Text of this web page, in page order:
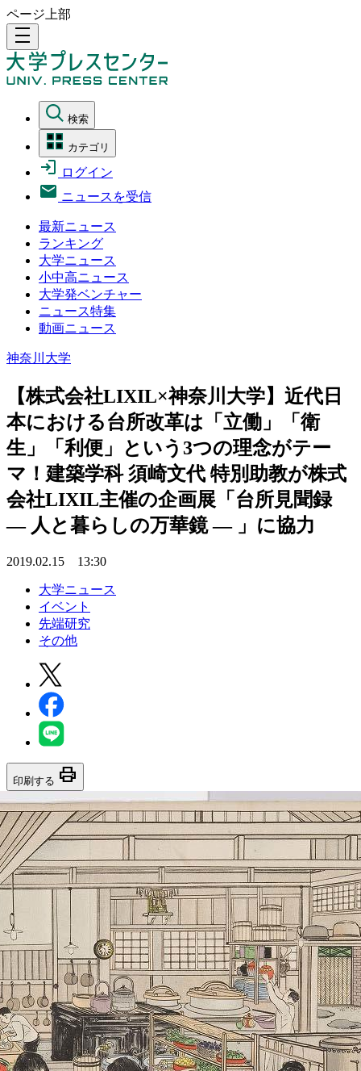
ページ上部
density_medium
検索
カテゴリ
ログイン
ニュースを受信
最新ニュース
ランキング
大学ニュース
小中高ニュース
大学発ベンチャー
ニュース特集
動画ニュース
神奈川大学
【株式会社LIXIL×神奈川大学】近代日
本における台所改革は「立働」「衛
生」「利便」という3つの理念がテー
マ！建築学科 須崎文代 特別助教が株式
会社LIXIL主催の企画展「台所見聞録
— 人と暮らしの万華鏡 — 」に協力
2019.02.15 13:30
大学ニュース
イベント
先端研究
その他
印刷する print